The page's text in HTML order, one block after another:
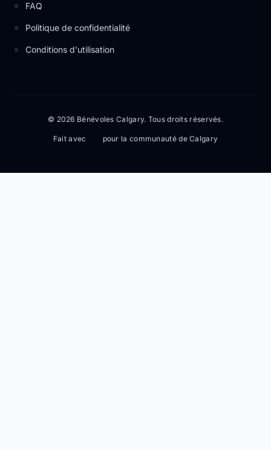
FAQ
Politique de confidentialité
Conditions d'utilisation
© 2026 Bénévoles Calgary. Tous droits réservés.
Fait avec pour la communauté de Calgary